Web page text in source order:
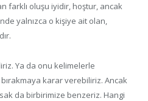
farklı oluşu iyidir, hoştur, ancak
yalnızca o kişiye ait olan,
Ya da onu kelimelerle
karar verebiliriz. Ancak
da birbirimize benzeriz. Hangi